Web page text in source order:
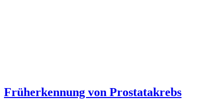
Früherkennung von Prostatakrebs